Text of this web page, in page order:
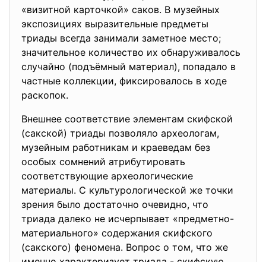
«визитной карточкой» саков. В музейных
экспозициях выразительные предметы
триады всегда занимали заметное место;
значительное количество их обнаруживалось
случайно (подъёмный материал), попадало в
частные коллекции, фиксировалось в ходе
раскопок.
Внешнее соответствие элементам скифской
(сакской) триады позволяло археологам,
музейным работникам и краеведам без
особых сомнений атрибутировать
соответствующие археологические
материалы. С культурологической же точки
зрения было достаточно очевидно, что
триада далеко не исчерпывает «предметно-
материального» содержания скифского
(сакского) феномена. Вопрос о том, что же